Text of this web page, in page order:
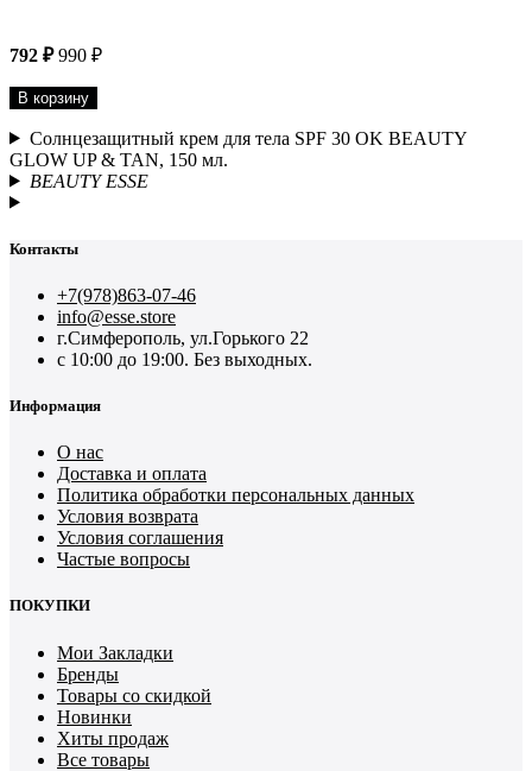
792 ₽ 990 ₽
В корзину
Солнцезащитный крем для тела SPF 30 OK BEAUTY
GLOW UP & TAN, 150 мл.
BEAUTY ESSE
Контакты
+7(978)863-07-46
info@esse.store
г.Симферополь, ул.Горького 22
с 10:00 до 19:00. Без выходных.
Информация
О нас
Доставка и оплата
Политика обработки персональных данных
Условия возврата
Условия соглашения
Частые вопросы
ПОКУПКИ
Мои Закладки
Бренды
Товары со скидкой
Новинки
Хиты продаж
Все товары